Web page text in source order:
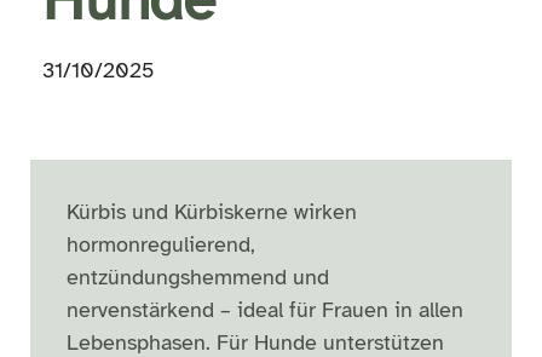
31/10/2025
Kürbis und Kürbiskerne wirken
hormonregulierend,
entzündungshemmend und
nervenstärkend – ideal für Frauen in allen
Lebensphasen. Für Hunde unterstützen